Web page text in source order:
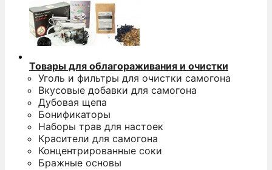
Товары для облагораживания и очистки
Уголь и фильтры для очистки самогона
Вкусовые добавки для самогона
Дубовая щепа
Бонификаторы
Наборы трав для настоек
Красители для самогона
Концентрированные соки
Бражные основы